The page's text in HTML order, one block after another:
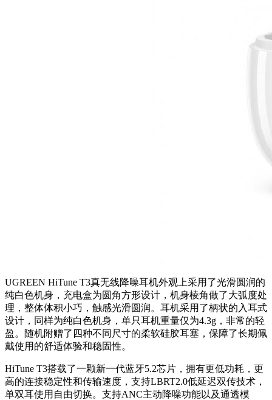
UGREEN HiTune T3真无线降噪耳机外观上采用了光滑圆润的
纯白色机身，充电盒为圆角方形设计，机身棱角做了大弧度处
理，整体体积小巧，触感光滑圆润。耳机采用了柄状的入耳式
设计，同样为纯白色机身，单只耳机重量仅为4.3g，非常的轻
盈。随机附赠了四种不同尺寸的柔软硅胶耳塞，保障了长期佩
戴使用的舒适体验和稳固性。
HiTune T3搭载了一颗新一代蓝牙5.2芯片，拥有更低功耗，更
高的连接稳定性和传输速度，支持LBRT2.0低延迟双传技术，
单双耳使用自由切换。支持ANC主动降噪功能以及通透模